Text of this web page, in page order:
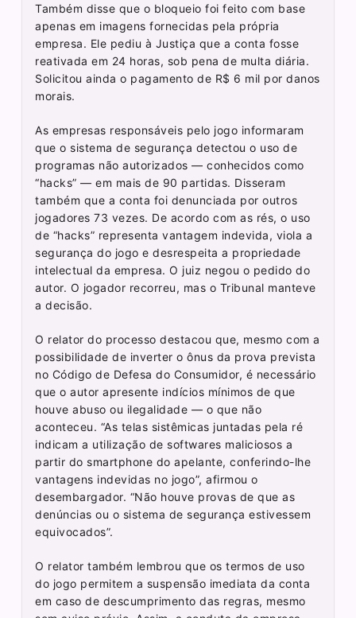
Também disse que o bloqueio foi feito com base
apenas em imagens fornecidas pela própria
empresa. Ele pediu à Justiça que a conta fosse
reativada em 24 horas, sob pena de multa diária.
Solicitou ainda o pagamento de R$ 6 mil por danos
morais.
As empresas responsáveis pelo jogo informaram
que o sistema de segurança detectou o uso de
programas não autorizados — conhecidos como
“hacks” — em mais de 90 partidas. Disseram
também que a conta foi denunciada por outros
jogadores 73 vezes. De acordo com as rés, o uso
de “hacks” representa vantagem indevida, viola a
segurança do jogo e desrespeita a propriedade
intelectual da empresa. O juiz negou o pedido do
autor. O jogador recorreu, mas o Tribunal manteve
a decisão.
O relator do processo destacou que, mesmo com a
possibilidade de inverter o ônus da prova prevista
no Código de Defesa do Consumidor, é necessário
que o autor apresente indícios mínimos de que
houve abuso ou ilegalidade — o que não
aconteceu. “As telas sistêmicas juntadas pela ré
indicam a utilização de softwares maliciosos a
partir do smartphone do apelante, conferindo-lhe
vantagens indevidas no jogo”, afirmou o
desembargador. “Não houve provas de que as
denúncias ou o sistema de segurança estivessem
equivocados”.
O relator também lembrou que os termos de uso
do jogo permitem a suspensão imediata da conta
em caso de descumprimento das regras, mesmo